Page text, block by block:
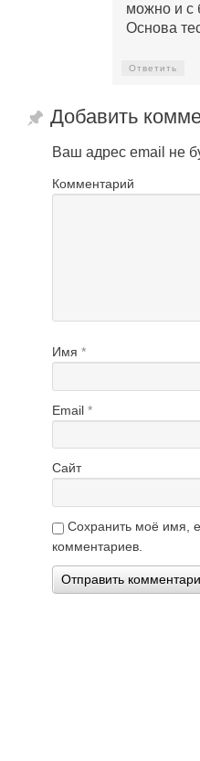
можно и с
Основа
Ответить
Добавить
Ваш адрес email не
Комментарий
Имя *
Email *
Сайт
Сохранить моё имя,
комментариев.